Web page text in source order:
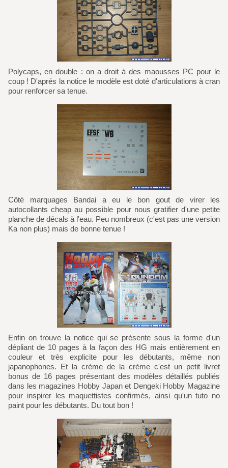
Polycaps, en double : on a droit à des maousses PC pour le
coup ! D'aprés la notice le modèle est doté d'articulations à cran
pour renforcer sa tenue.
Côté marquages Bandai a eu le bon gout de virer les
autocollants cheap au possible pour nous gratifier d'une petite
planche de décals à l'eau. Peu nombreux (c'est pas une version
Ka non plus) mais de bonne tenue !
Enfin on trouve la notice qui se présente sous la forme d'un
dépliant de 10 pages à la façon des HG mais entièrement en
couleur et très explicite pour les débutants, même non
japanophones. Et la crème de la crème c'est un petit livret
bonus de 16 pages présentant des modèles détaillés publiés
dans les magazines Hobby Japan et Dengeki Hobby Magazine
pour inspirer les maquettistes confirmés, ainsi qu'un tuto no
paint pour les débutants. Du tout bon !